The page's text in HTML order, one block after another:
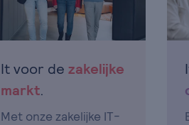
It voor de zakelijke
markt.
Met onze zakelijke IT-